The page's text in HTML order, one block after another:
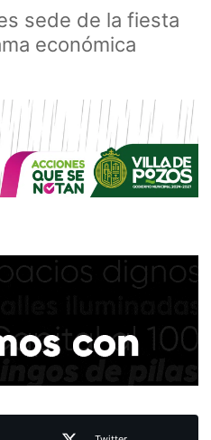
sede de la fiesta
económica